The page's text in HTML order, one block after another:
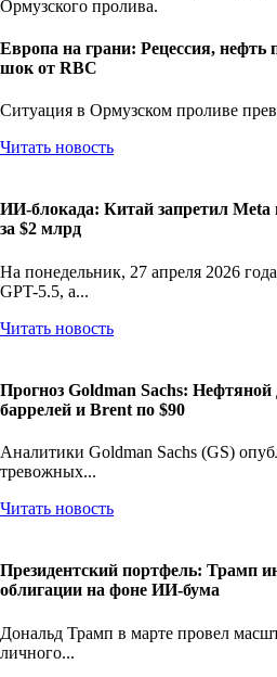
Европа на грани: Рецессия, нефть
шок от RBC
Ситуация в Ормузском проливе
Читать новость
ИИ-блокада: Китай запретил Meta
за $2 млрд
На понедельник, 27 апреля 2026
GPT-5.5, а...
Читать новость
Прогноз Goldman Sachs:
баррелей и Brent по $90
Аналитики Goldman Sachs (GS)
тревожных...
Читать новость
Президентский портфель: Трамп
облигации на фоне ИИ-бума
Дональд Трамп в марте провел
личного...